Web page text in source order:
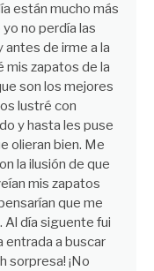
están mucho más
no perdía las
antes de irme a la
mis zapatos de la
son los mejores
lustré con
y hasta les puse
olieran bien. Me
la ilusión de que
mis zapatos
que me
Al día siguente fui
entrada a buscar
sorpresa! ¡No